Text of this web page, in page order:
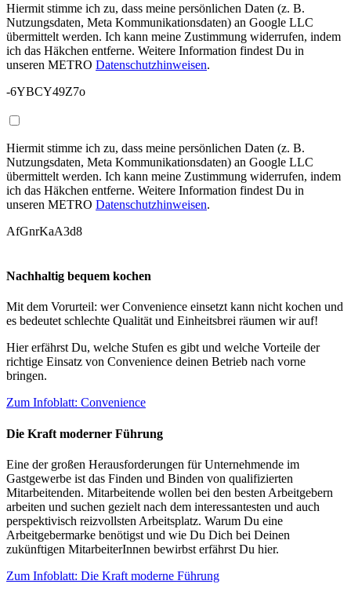
Hiermit stimme ich zu, dass meine persönlichen Daten (z. B.
Nutzungsdaten, Meta Kommunikationsdaten) an Google LLC
übermittelt werden. Ich kann meine Zustimmung widerrufen, indem
ich das Häkchen entferne. Weitere Information findest Du in
unseren METRO Datenschutzhinweisen.
-6YBCY49Z7o
Hiermit stimme ich zu, dass meine persönlichen Daten (z. B.
Nutzungsdaten, Meta Kommunikationsdaten) an Google LLC
übermittelt werden. Ich kann meine Zustimmung widerrufen, indem
ich das Häkchen entferne. Weitere Information findest Du in
unseren METRO Datenschutzhinweisen.
AfGnrKaA3d8
Nachhaltig bequem kochen
Mit dem Vorurteil: wer Convenience einsetzt kann nicht kochen und
es bedeutet schlechte Qualität und Einheitsbrei räumen wir auf!
Hier erfährst Du, welche Stufen es gibt und welche Vorteile der
richtige Einsatz von Convenience deinen Betrieb nach vorne
bringen.
Zum Infoblatt: Convenience
Die Kraft moderner Führung
Eine der großen Herausforderungen für Unternehmende im
Gastgewerbe ist das Finden und Binden von qualifizierten
Mitarbeitenden. Mitarbeitende wollen bei den besten Arbeitgebern
arbeiten und suchen gezielt nach dem interessantesten und auch
perspektivisch reizvollsten Arbeitsplatz. Warum Du eine
Arbeitgebermarke benötigst und wie Du Dich bei Deinen
zukünftigen MitarbeiterInnen bewirbst erfährst Du hier.
Zum Infoblatt: Die Kraft moderne Führung